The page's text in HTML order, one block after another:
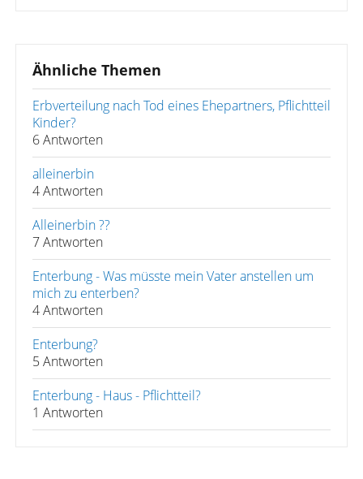
Ähnliche Themen
Erbverteilung nach Tod eines Ehepartners, Pflichtteil
Kinder?
6 Antworten
alleinerbin
4 Antworten
Alleinerbin ??
7 Antworten
Enterbung - Was müsste mein Vater anstellen um
mich zu enterben?
4 Antworten
Enterbung?
5 Antworten
Enterbung - Haus - Pflichtteil?
1 Antworten